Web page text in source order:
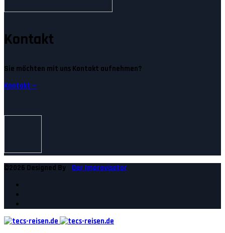
Kontakt
Sie möchten mit uns Kontakt aufnehmen?
Kontakt —
©2026 Designed By Der Improvisator